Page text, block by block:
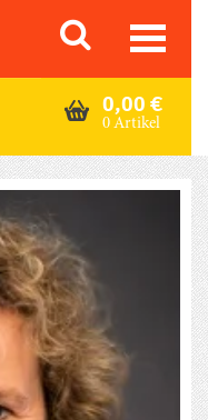
Orac K&S
0,00 €
0 Artikel